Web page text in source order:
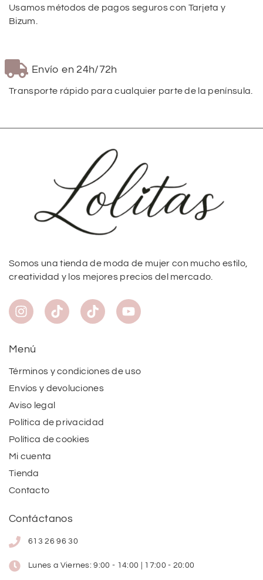
Usamos métodos de pagos seguros con Tarjeta y
Bizum.
Envío en 24h/72h
Transporte rápido para cualquier parte de la península.
Somos una tienda de moda de mujer con mucho estilo,
creatividad y los mejores precios del mercado.
Menú
Términos y condiciones de uso
Envíos y devoluciones
Aviso legal
Política de privacidad
Política de cookies
Mi cuenta
Tienda
Contacto
Contáctanos
613 26 96 30
Lunes a Viernes: 9:00 - 14:00 | 17:00 - 20:00